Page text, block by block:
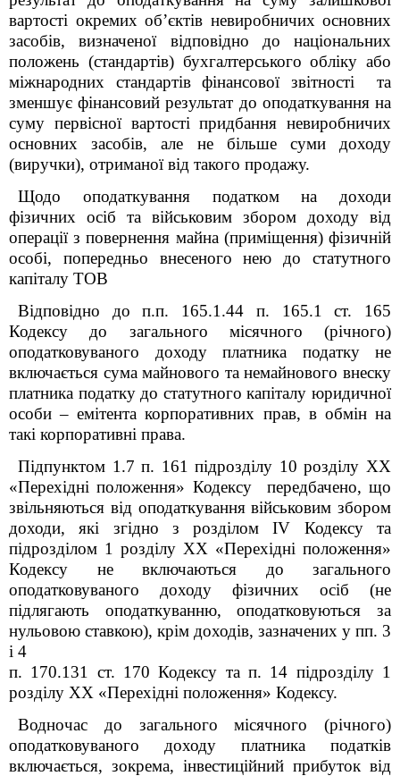
вартості окремих об’єктів невиробничих основних
засобів, визначеної відповідно до національних
положень (стандартів) бухгалтерського обліку або
міжнародних стандартів фінансової звітності та
зменшує фінансовий результат до оподаткування на
суму первісної вартості придбання невиробничих
основних засобів, але не більше суми доходу
(виручки), отриманої від такого продажу.
Щодо оподаткування податком на доходи
фізичних осіб та військовим збором доходу від
операції з повернення майна (приміщення) фізичній
особі, попередньо внесеного нею до статутного
капіталу ТОВ
Відповідно до п.п. 165.1.44 п. 165.1 ст. 165
Кодексу до загального місячного (річного)
оподатковуваного доходу платника податку не
включається сума майнового та немайнового внеску
платника податку до статутного капіталу юридичної
особи – емітента корпоративних прав, в обмін на
такі корпоративні права.
Підпунктом 1.7 п. 161 підрозділу 10 розділу ХХ
«Перехідні положення» Кодексу передбачено, що
звільняються від оподаткування військовим збором
доходи, які згідно з розділом IV Кодексу та
підрозділом 1 розділу XX «Перехідні положення»
Кодексу не включаються до загального
оподатковуваного доходу фізичних осіб (не
підлягають оподаткуванню, оподатковуються за
нульовою ставкою), крім доходів, зазначених у пп. 3
і 4
п. 170.131
ст. 170 Кодексу та п. 14 підрозділу 1
розділу XX «Перехідні положення» Кодексу.
Водночас до загального місячного (річного)
оподатковуваного доходу платника податків
включається, зокрема, інвестиційний прибуток від